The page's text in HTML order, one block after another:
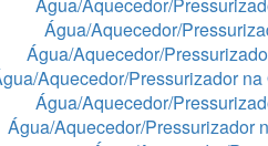
Água/Aquecedor/
Água/Aquecedor/
Aquecedor/Pressurizador
Água/Aquecedor/
Água/Aquecedor/Pressurizador